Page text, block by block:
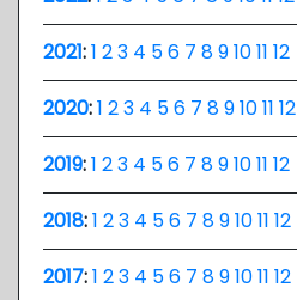
2021:1 23 4 56 7 891011 12
2020:1 23 4 56 7 891011 12
2019:1 23 4 56 7 891011 12
2018:1 23 4 56 7 891011 12
2017:1 23 4 56 7 891011 12